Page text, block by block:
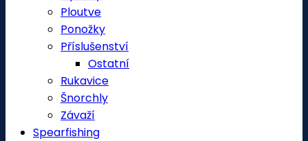
Ploutve
Ponožky
Příslušenství
Ostatní
Rukavice
Šnorchly
Závaží
Spearfishing